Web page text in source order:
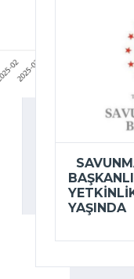
YAŞINDA